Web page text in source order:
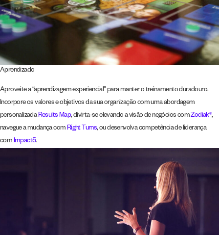
Aprendizado
Aproveite a “aprendizagem experiencial” para manter o treinamento duradouro.
Incorpore os valores e objetivos da sua organização com uma abordagem
personalizadaResults Map, divirta-se elevando a visão de negócios comZodiak®,
navegue a mudança com Right Turns, ou desenvolva competência de liderança
com Impact5.